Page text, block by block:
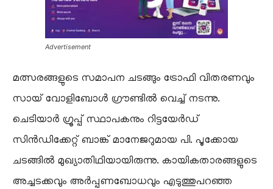
Advertisement
​മത്സരങ്ങളുടെ സമാപന ചടങ്ങും ട്രോഫി വിതരണവും
സായ് വോളിബോൾ ഗ്രൗണ്ടിൽ വെച്ച് നടന്നു.
ചെടിയാർ ഗ്രൂപ്പ് സ്ഥാപകനും റിട്ടയേർഡ്
സിൻഡിക്കേറ്റ് ബാങ്ക് മാനേജറുമായ പി. പൂക്കോയ
ചടങ്ങിൽ മുഖ്യാതിഥിയായിരുന്നു. കായികതാരങ്ങളുടെ
അച്ചടക്കവും അർപ്പണബോധവും എടുത്തുപറഞ്ഞ